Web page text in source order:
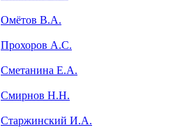
Омётов В.А.
Прохоров А.С.
Сметанина Е.А.
Смирнов Н.Н.
Старжинский И.А.